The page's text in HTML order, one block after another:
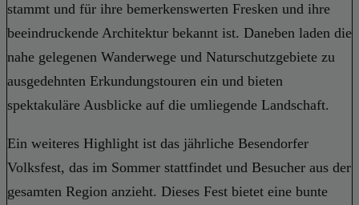
stammt und für ihre bemerkenswerten Fresken und ihre
beeindruckende Architektur bekannt ist. Daneben laden die
nahe gelegenen Wanderwege und Naturschutzgebiete zu
ausgedehnten Erkundungstouren ein und bieten
spektakuläre Ausblicke auf die umliegende Landschaft.
Ein weiteres Highlight ist das jährliche Besendorfer
Volksfest, das im Sommer stattfindet und Besucher aus der
gesamten Region anzieht. Dieses Fest bietet eine bunte